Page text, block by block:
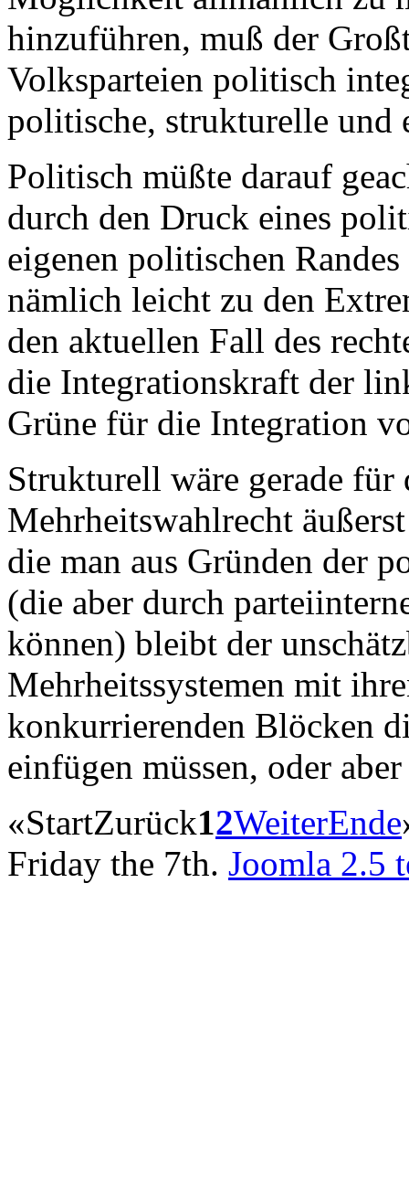
hinzuführen, muß der
Volksparteien politisch
politische, strukturelle und
Politisch müßte darauf
durch den Druck eines
eigenen politischen
nämlich leicht zu den
den aktuellen Fall des
die Integrationskraft der
Grüne für die Integration
Strukturell wäre gerade für
Mehrheitswahlrecht
die man aus Gründen der
(die aber durch
können) bleibt der
Mehrheitssystemen mit
konkurrierenden Blöcken
einfügen müssen, oder
«StartZurück12WeiterEnde
Friday the 7th. Joomla 2.5